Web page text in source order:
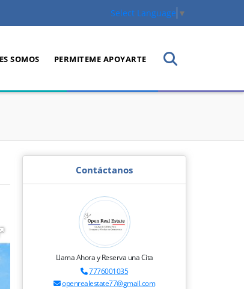
Select Language ▼
SOMOS PERMITEME APOYARTE
Contáctanos
Llama Ahora y Reserva una Cita
7776001035
openrealestate77@gmail.com